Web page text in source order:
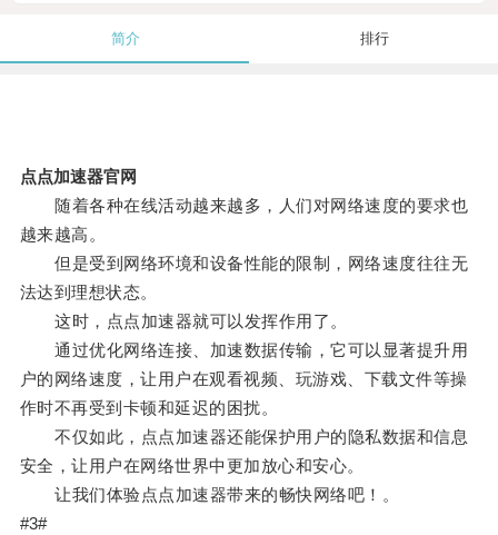
简介 排行
点点加速器官网
随着各种在线活动越来越多，人们对网络速度的要求也
越来越高。
但是受到网络环境和设备性能的限制，网络速度往往无
法达到理想状态。
这时，点点加速器就可以发挥作用了。
通过优化网络连接、加速数据传输，它可以显著提升用
户的网络速度，让用户在观看视频、玩游戏、下载文件等操
作时不再受到卡顿和延迟的困扰。
不仅如此，点点加速器还能保护用户的隐私数据和信息
安全，让用户在网络世界中更加放心和安心。
让我们体验点点加速器带来的畅快网络吧！。
#3#